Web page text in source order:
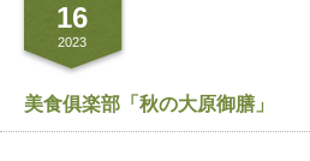
16
2023
美食俱楽部「秋の大原御膳」